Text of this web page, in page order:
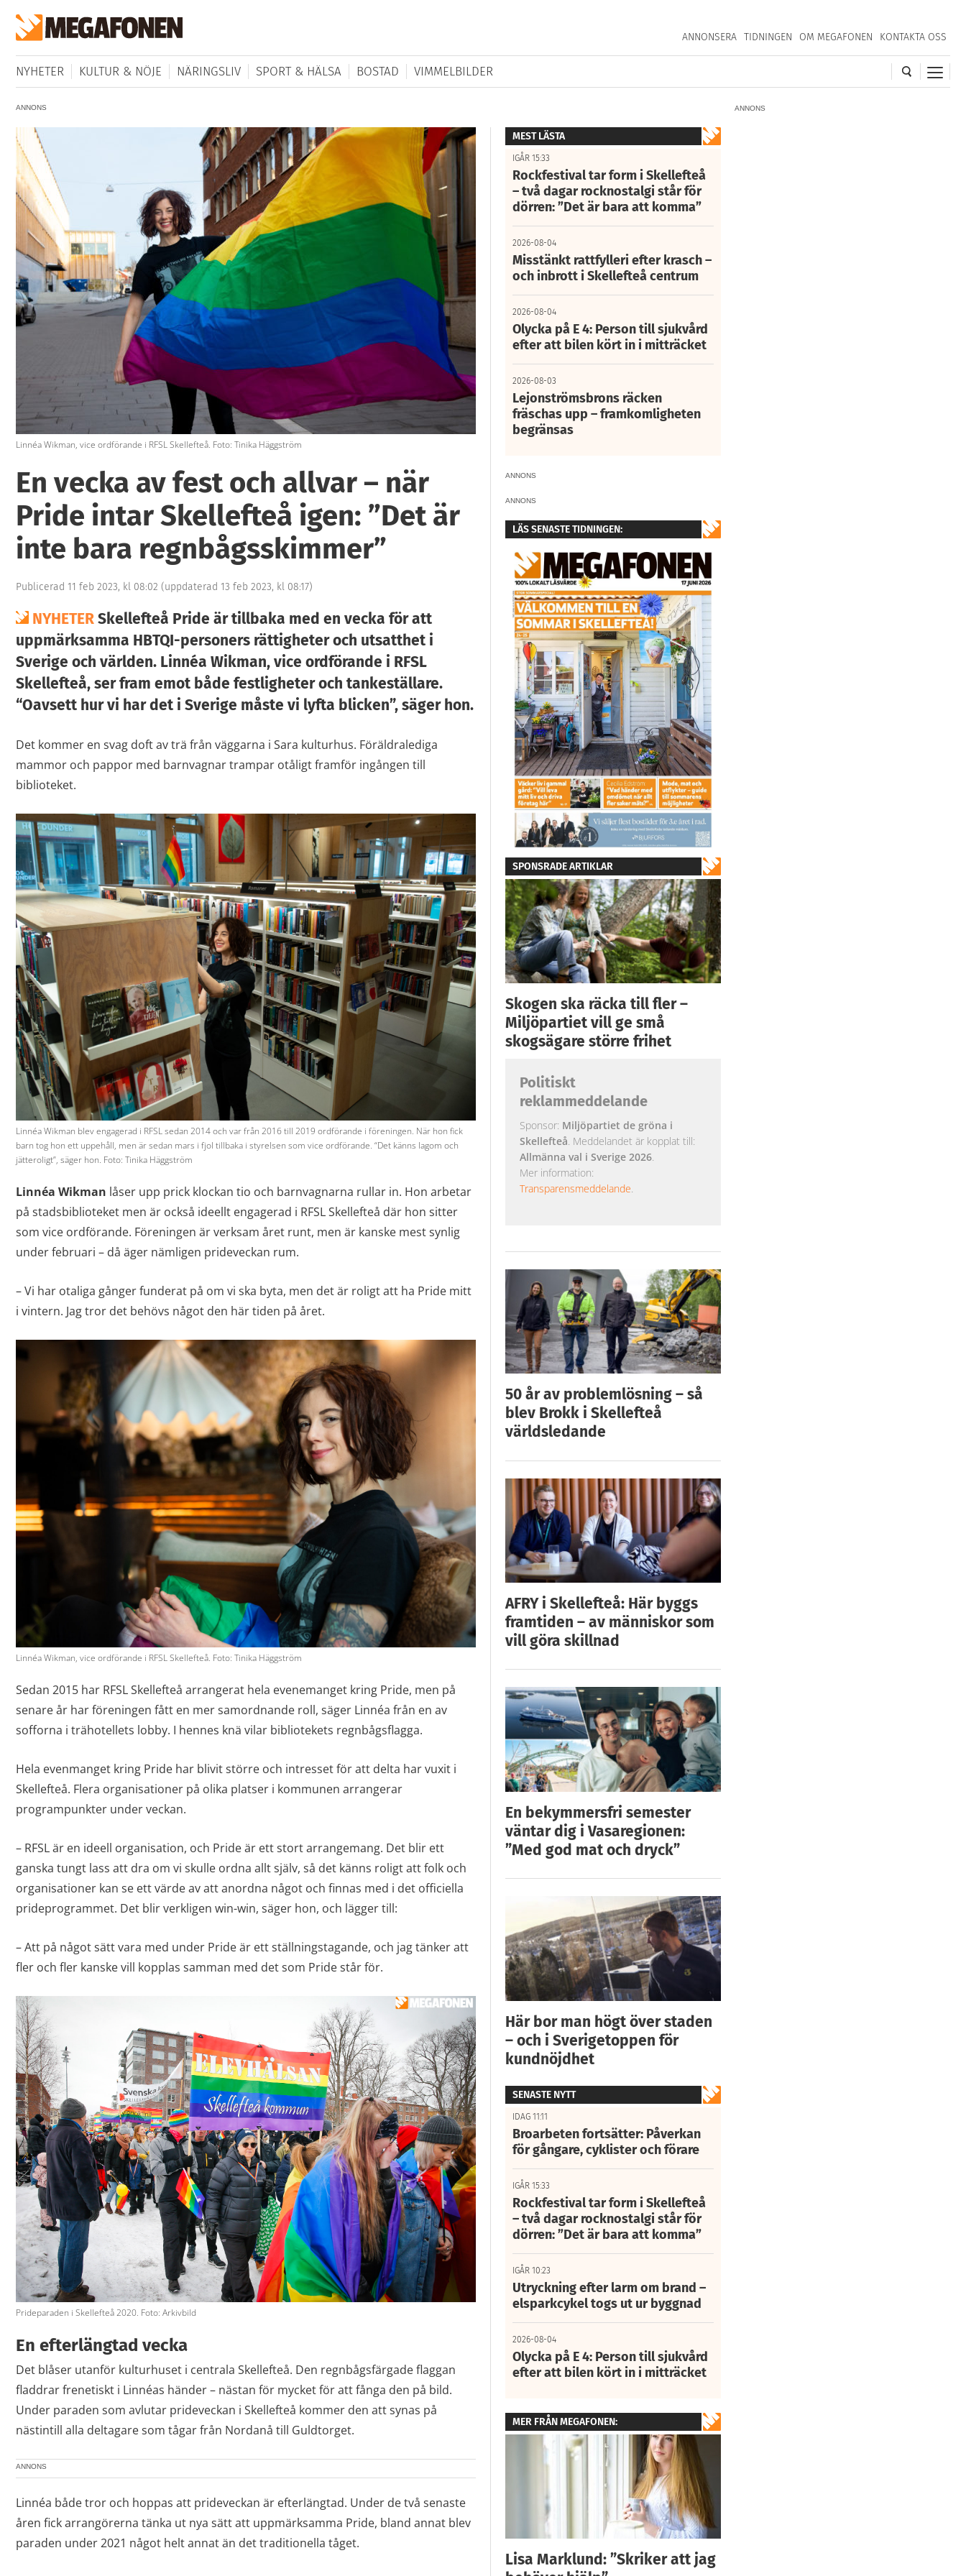
ANNONSERA TIDNINGEN OM MEGAFONEN KONTAKTA OSS
NYHETER KULTUR & NÖJE NÄRINGSLIV SPORT & HÄLSA BOSTAD VIMMELBILDER
ANNONS
ANNONS
Linnéa Wikman, vice ordförande i RFSL Skellefteå. Foto: Tinika Häggström
En vecka av fest och allvar – när
Pride intar Skellefteå igen: ”Det är
inte bara regnbågsskimmer”
Publicerad 11 feb 2023, kl 08:02 (uppdaterad 13 feb 2023, kl 08:17)
NYHETERSkellefteå Pride är tillbaka med en vecka för att
uppmärksamma HBTQI-personers rättigheter och utsatthet i
Sverige och världen. Linnéa Wikman, vice ordförande i RFSL
Skellefteå, ser fram emot både festligheter och tankeställare.
“Oavsett hur vi har det i Sverige måste vi lyfta blicken”, säger hon.
Det kommer en svag doft av trä från väggarna i Sara kulturhus. Föräldralediga
mammor och pappor med barnvagnar trampar otåligt framför ingången till
biblioteket.
Linnéa Wikman blev engagerad i RFSL sedan 2014 och var från 2016 till 2019 ordförande i föreningen. När hon fick
barn tog hon ett uppehåll, men är sedan mars i fjol tillbaka i styrelsen som vice ordförande. “Det känns lagom och
jätteroligt”, säger hon. Foto: Tinika Häggström
Linnéa Wikman låser upp prick klockan tio och barnvagnarna rullar in. Hon arbetar
på stadsbiblioteket men är också ideellt engagerad i RFSL Skellefteå där hon sitter
som vice ordförande. Föreningen är verksam året runt, men är kanske mest synlig
under februari – då äger nämligen prideveckan rum.
– Vi har otaliga gånger funderat på om vi ska byta, men det är roligt att ha Pride mitt
i vintern. Jag tror det behövs något den här tiden på året.
Linnéa Wikman, vice ordförande i RFSL Skellefteå. Foto: Tinika Häggström
Sedan 2015 har RFSL Skellefteå arrangerat hela evenemanget kring Pride, men på
senare år har föreningen fått en mer samordnande roll, säger Linnéa från en av
sofforna i trähotellets lobby. I hennes knä vilar bibliotekets regnbågsflagga.
Hela evenmanget kring Pride har blivit större och intresset för att delta har vuxit i
Skellefteå. Flera organisationer på olika platser i kommunen arrangerar
programpunkter under veckan.
– RFSL är en ideell organisation, och Pride är ett stort arrangemang. Det blir ett
ganska tungt lass att dra om vi skulle ordna allt själv, så det känns roligt att folk och
organisationer kan se ett värde av att anordna något och finnas med i det officiella
prideprogrammet. Det blir verkligen win-win, säger hon, och lägger till:
– Att på något sätt vara med under Pride är ett ställningstagande, och jag tänker att
fler och fler kanske vill kopplas samman med det som Pride står för.
Prideparaden i Skellefteå 2020. Foto: Arkivbild
En efterlängtad vecka
Det blåser utanför kulturhuset i centrala Skellefteå. Den regnbågsfärgade flaggan
fladdrar frenetiskt i Linnéas händer – nästan för mycket för att fånga den på bild.
Under paraden som avlutar prideveckan i Skellefteå kommer den att synas på
nästintill alla deltagare som tågar från Nordanå till Guldtorget.
ANNONS
Linnéa både tror och hoppas att prideveckan är efterlängtad. Under de två senaste
åren fick arrangörerna tänka ut nya sätt att uppmärksamma Pride, bland annat blev
paraden under 2021 något helt annat än det traditionella tåget.
MEST LÄSTA
IGÅR 15:33
Rockfestival tar form i Skellefteå
– två dagar rocknostalgi står för
dörren: ”Det är bara att komma”
2026-08-04
Misstänkt rattfylleri efter krasch –
och inbrott i Skellefteå centrum
2026-08-04
Olycka på E 4: Person till sjukvård
efter att bilen kört in i mitträcket
2026-08-03
Lejonströmsbrons räcken
fräschas upp – framkomligheten
begränsas
ANNONS
ANNONS
LÄS SENASTE TIDNINGEN:
SPONSRADE ARTIKLAR
Skogen ska räcka till fler –
Miljöpartiet vill ge små
skogsägare större frihet
Politiskt
reklammeddelande
Sponsor: Miljöpartiet de gröna i
Skellefteå. Meddelandet är kopplat till:
Allmänna val i Sverige 2026.
Mer information:
Transparensmeddelande.
50 år av problemlösning – så
blev Brokk i Skellefteå
världsledande
AFRY i Skellefteå: Här byggs
framtiden – av människor som
vill göra skillnad
En bekymmersfri semester
väntar dig i Vasaregionen:
”Med god mat och dryck”
Här bor man högt över staden
– och i Sverigetoppen för
kundnöjdhet
SENASTE NYTT
IDAG 11:11
Broarbeten fortsätter: Påverkan
för gångare, cyklister och förare
IGÅR 15:33
Rockfestival tar form i Skellefteå
– två dagar rocknostalgi står för
dörren: ”Det är bara att komma”
IGÅR 10:23
Utryckning efter larm om brand –
elsparkcykel togs ut ur byggnad
2026-08-04
Olycka på E 4: Person till sjukvård
efter att bilen kört in i mitträcket
MER FRÅN MEGAFONEN:
Lisa Marklund: ”Skriker att jag